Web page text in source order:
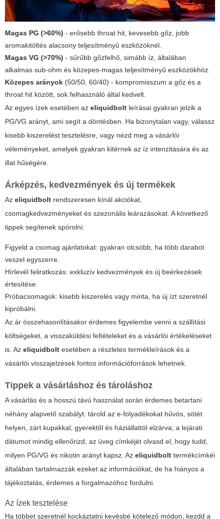
Magas PG (>60%) - erősebb throat hit, kevesebb gőz, jobb
aromakitöltés alacsony teljesítményű eszközöknél.
Magas VG (>70%) - sűrűbb gőzfelhő, simább íz, általában
alkalmas sub-ohm és közepes-magas teljesítményű eszközökhöz.
Közepes arányok (50/50, 60/40) - kompromisszum a gőz és a
throat hit között, sok felhasználó által kedvelt.
Az egyes ízek esetében az eliquidbolt leírásai gyakran jelzik a
PG/VG arányt, ami segít a döntésben. Ha bizonytalan vagy, válassz
kisebb kiszerelést tesztelésre, vagy nézd meg a vásárlói
véleményeket, amelyek gyakran kitérnek az íz intenzitására és az
illat hűségére.
Árképzés, kedvezmények és új termékek
Az eliquidbolt rendszeresen kínál akciókat,
csomagkedvezményeket és szezonális leárazásokat. A következő
tippek segítenek spórolni:
Figyeld a csomag ajánlatokat: gyakran olcsóbb, ha több darabot
veszel egyszerre.
Hírlevél feliratkozás: exkluzív kedvezmények és új beérkezések
értesítése.
Próbacsomagok: kisebb kiszerelés vagy minta, ha új ízt szeretnél
kipróbálni.
Az ár összehasonlításakor érdemes figyelembe venni a szállítási
költségeket, a visszaküldési feltételeket és a vásárlói értékeléseket
is. Az eliquidbolt esetében a részletes termékleírások és a
vásárlói visszajelzések fontos információforrások lehetnek.
Tippek a vásárláshoz és tároláshoz
A vásárlás és a hosszú távú használat során érdemes betartani
néhány alapvető szabályt: tárold az e-folyadékokat hűvös, sötét
helyen, zárt kupakkal, gyerektől és háziállattól elzárva; a lejárati
dátumot mindig ellenőrizd; az üveg címkéjét olvasd el, hogy tudd,
milyen PG/VG és nikotin arányt kapsz. Az eliquidbolt termékcímkéi
általában tartalmazzák ezeket az információkat, de ha hiányos a
tájékoztatás, érdemes a forgalmazóhoz fordulni.
Az ízek tesztelése
Ha többet szeretnél kockáztatni kevésbé kötelező módon, kezdd a